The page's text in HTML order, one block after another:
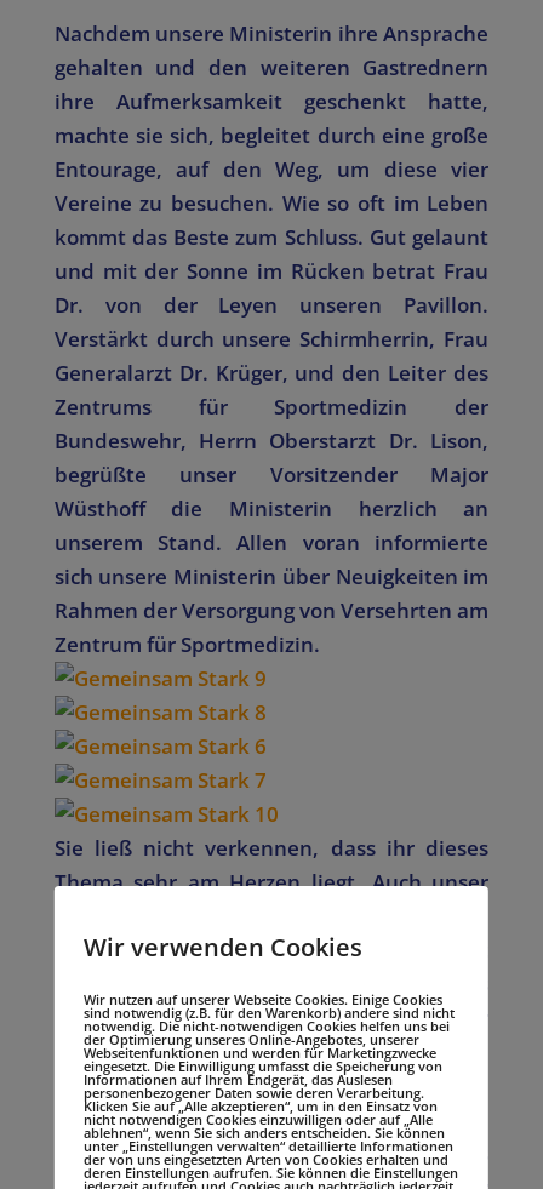
Nachdem unsere Ministerin ihre Ansprache
gehalten und den weiteren Gastrednern
ihre Aufmerksamkeit geschenkt hatte,
machte sie sich, begleitet durch eine große
Entourage, auf den Weg, um diese vier
Vereine zu besuchen. Wie so oft im Leben
kommt das Beste zum Schluss. Gut gelaunt
und mit der Sonne im Rücken betrat Frau
Dr. von der Leyen unseren Pavillon.
Verstärkt durch unsere Schirmherrin, Frau
Generalarzt Dr. Krüger, und den Leiter des
Zentrums für Sportmedizin der
Bundeswehr, Herrn Oberstarzt Dr. Lison,
begrüßte unser Vorsitzender Major
Wüsthoff die Ministerin herzlich an
unserem Stand. Allen voran informierte
sich unsere Ministerin über Neuigkeiten im
Rahmen der Versorgung von Versehrten am
Zentrum für Sportmedizin.
Sie ließ nicht verkennen, dass ihr dieses
Thema sehr am Herzen liegt. Auch unser
ihrer Aufmerksamkeit während seiner fast
Vereins stets sicher sein. Neben der
Entstehungsgeschichte, dem Sinn und den
Zielen des Vereins sowie den aktuellen
Projekten konnten auch derzeitige
Herausforderungen des Vereins
Wir verwenden Cookies
Wir nutzen auf unserer Webseite Cookies. Einige Cookies
sind notwendig (z.B. für den Warenkorb) andere sind nicht
notwendig. Die nicht-notwendigen Cookies helfen uns bei
der Optimierung unseres Online-Angebotes, unserer
Webseitenfunktionen und werden für Marketingzwecke
eingesetzt. Die Einwilligung umfasst die Speicherung von
Informationen auf Ihrem Endgerät, das Auslesen
personenbezogener Daten sowie deren Verarbeitung.
Klicken Sie auf „Alle akzeptieren“, um in den Einsatz von
nicht notwendigen Cookies einzuwilligen oder auf „Alle
ablehnen“, wenn Sie sich anders entscheiden. Sie können
unter „Einstellungen verwalten“ detaillierte Informationen
der von uns eingesetzten Arten von Cookies erhalten und
deren Einstellungen aufrufen. Sie können die Einstellungen
jederzeit aufrufen und Cookies auch nachträglich jederzeit